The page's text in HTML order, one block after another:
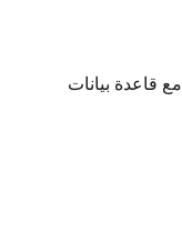
مع قاعدة بيانات